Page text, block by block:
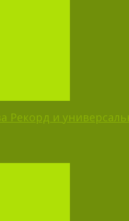
Рекорд и